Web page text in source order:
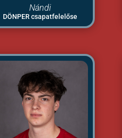
Nándi
DÖNPER csapatfelelőse